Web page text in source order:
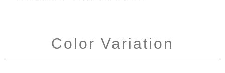
Color Variation